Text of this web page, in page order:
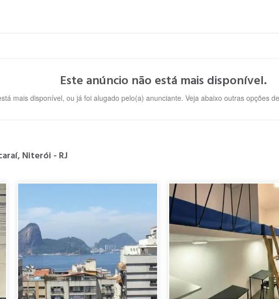
Este anúncio não está mais disponível.
mais disponível, ou já foi alugado pelo(a) anunciante. Veja abaixo outras opções
Niterói - RJ